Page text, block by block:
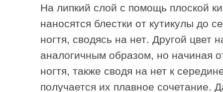
На липкий слой с помощь плоской
наносятся блестки от кутикулы до
ногтя, сводясь на нет. Другой цвет
аналогичным образом, но начиная
ногтя, также сводя на нет к
получается их плавное сочетание.